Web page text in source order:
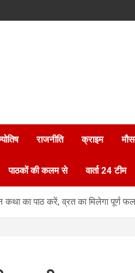
राजनीति क्राइम
पाठकों की कलम से वार्ता 24 टीम
का पाठ करें, व्रत का मिलेगा पूर्ण